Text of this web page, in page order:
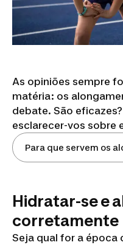
As opiniões sempre
matéria: os
debate. São
esclarecer-vos sobre
Para que servem os
Hidratar-se e
corretamente
Seja qual for a